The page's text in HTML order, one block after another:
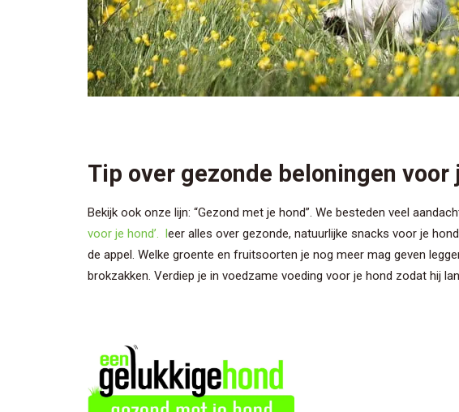
Tip over gezonde beloningen voor
Bekijk ook onze lijn: “Gezond met je hond”. We besteden veel
voor je hond’. leer alles over gezonde, natuurlijke snacks voor je
de appel. Welke groente en fruitsoorten je nog meer mag geven
brokzakken. Verdiep je in voedzame voeding voor je hond zodat hij